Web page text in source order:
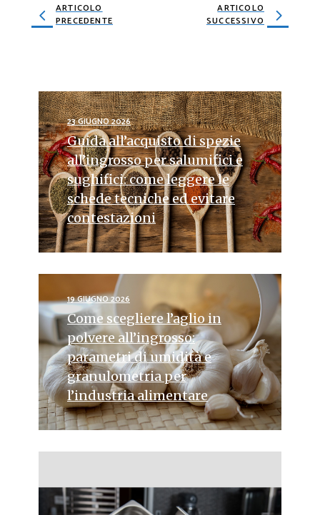
ARTICOLO
PRECEDENTE
ARTICOLO
SUCCESSIVO
23 GIUGNO 2026
Guida all’acquisto di spezie
all’ingrosso per salumifici e
sughifici: come leggere le
schede tecniche ed evitare
contestazioni
19 GIUGNO 2026
Come scegliere l’aglio in
polvere all’ingrosso:
parametri di umidità e
granulometria per
l’industria alimentare